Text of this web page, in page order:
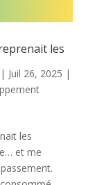
les
| Juil 26, 2025 |
les
et me